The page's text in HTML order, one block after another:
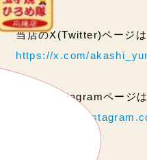
当店のX(Twitter)ページは
https://x.com/
当店のInstagramページ
https://